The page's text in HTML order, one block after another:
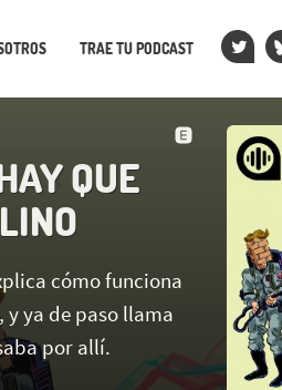
TRAE TU PODCAST
QUE
cómo funciona
ya de paso llama
por allí.